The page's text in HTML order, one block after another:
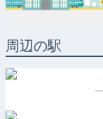
周辺の駅